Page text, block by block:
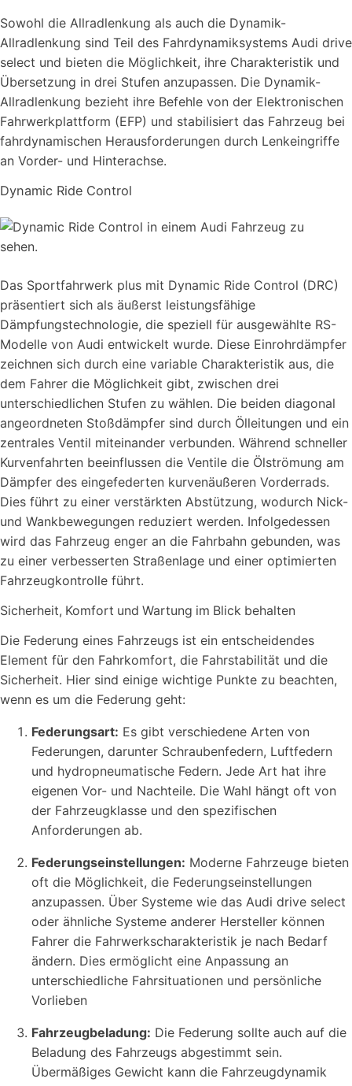
Sowohl die Allradlenkung als auch die Dynamik-
Allradlenkung sind Teil des Fahrdynamiksystems Audi drive
select und bieten die Möglichkeit, ihre Charakteristik und
Übersetzung in drei Stufen anzupassen. Die Dynamik-
Allradlenkung bezieht ihre Befehle von der Elektronischen
Fahrwerkplattform (EFP) und stabilisiert das Fahrzeug bei
fahrdynamischen Herausforderungen durch Lenkeingriffe
an Vorder- und Hinterachse.
Dynamic Ride Control
Das Sportfahrwerk plus mit Dynamic Ride Control (DRC)
präsentiert sich als äußerst leistungsfähige
Dämpfungstechnologie, die speziell für ausgewählte RS-
Modelle von Audi entwickelt wurde. Diese Einrohrdämpfer
zeichnen sich durch eine variable Charakteristik aus, die
dem Fahrer die Möglichkeit gibt, zwischen drei
unterschiedlichen Stufen zu wählen. Die beiden diagonal
angeordneten Stoßdämpfer sind durch Ölleitungen und ein
zentrales Ventil miteinander verbunden. Während schneller
Kurvenfahrten beeinflussen die Ventile die Ölströmung am
Dämpfer des eingefederten kurvenäußeren Vorderrads.
Dies führt zu einer verstärkten Abstützung, wodurch Nick-
und Wankbewegungen reduziert werden. Infolgedessen
wird das Fahrzeug enger an die Fahrbahn gebunden, was
zu einer verbesserten Straßenlage und einer optimierten
Fahrzeugkontrolle führt.
Sicherheit, Komfort und Wartung im Blick behalten
Die Federung eines Fahrzeugs ist ein entscheidendes
Element für den Fahrkomfort, die Fahrstabilität und die
Sicherheit. Hier sind einige wichtige Punkte zu beachten,
wenn es um die Federung geht:
Federungsart: Es gibt verschiedene Arten von
Federungen, darunter Schraubenfedern, Luftfedern
und hydropneumatische Federn. Jede Art hat ihre
eigenen Vor- und Nachteile. Die Wahl hängt oft von
der Fahrzeugklasse und den spezifischen
Anforderungen ab.
Federungseinstellungen: Moderne Fahrzeuge bieten
oft die Möglichkeit, die Federungseinstellungen
anzupassen. Über Systeme wie das Audi drive select
oder ähnliche Systeme anderer Hersteller können
Fahrer die Fahrwerkscharakteristik je nach Bedarf
ändern. Dies ermöglicht eine Anpassung an
unterschiedliche Fahrsituationen und persönliche
Vorlieben
Fahrzeugbeladung: Die Federung sollte auch auf die
Beladung des Fahrzeugs abgestimmt sein.
Übermäßiges Gewicht kann die Fahrzeugdynamik